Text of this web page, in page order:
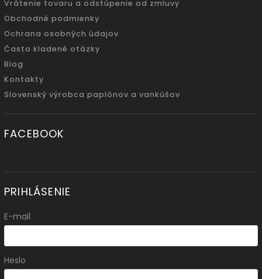
Vrátenie tovaru a odstúpenie od zmluvy
Obchodné podmienky
Ochrana osobných údajov
Často kladené otázky
Blog
Kontakty
Slovenský výrobca paplónov a vankúšov
FACEBOOK
PRIHLÁSENIE
E-mail
Heslo